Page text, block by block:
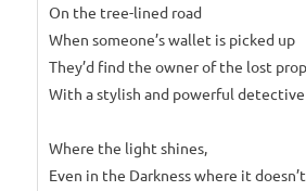
On the tree-lined road
When someone’s wallet is picked up
They’d find the owner of the lost
With a stylish and powerful detective
Where the light shines,
Even in the Darkness where it